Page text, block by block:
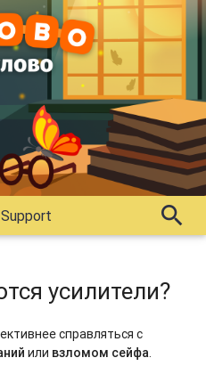
search
усилители?
справляться с
или взломом сейфа.